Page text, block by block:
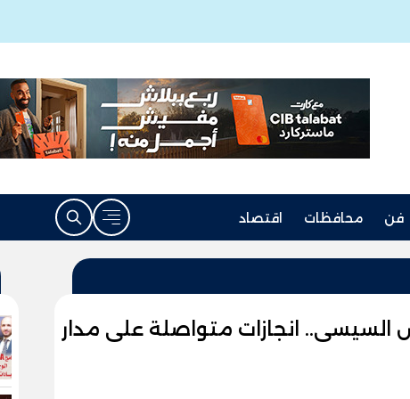
فن محافظات اقتصاد
انجازات متواصلة على مدار